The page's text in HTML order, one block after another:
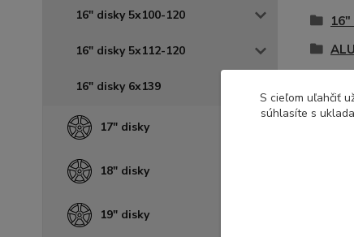
16" disky 5x100-120
16" disky 5x112-120
16" disky 6x139
17" disky
18" disky
19" disky
S cieľom uľahčiť
súhlasíte s